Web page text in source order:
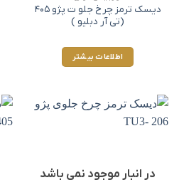
دیسک ترمز چرخ جلو ت پژو 405
(تی آر دبلیو‌ )
اطلاعات بیشتر
در انبار موجود نمی باشد